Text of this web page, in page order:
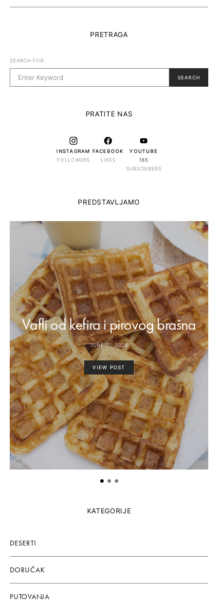
PRETRAGA
SEARCH FOR:
SEARCH
PRATITE NAS
INSTAGRAM
FOLLOWERS
FACEBOOK
LIKES
YOUTUBE
165
SUBSCRIBERS
PREDSTAVLJAMO
Vafli od kefira i pirovog brašna
JUNE 17, 2026
VIEW POST
KATEGORIJE
DESERTI
DORUČAK
PUTOVANJA